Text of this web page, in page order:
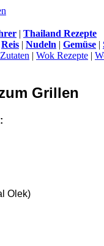
| Thailand Rezepte
Reis | Nudeln | Gemüse |
| Wok Rezepte |
Grillen
Olek)